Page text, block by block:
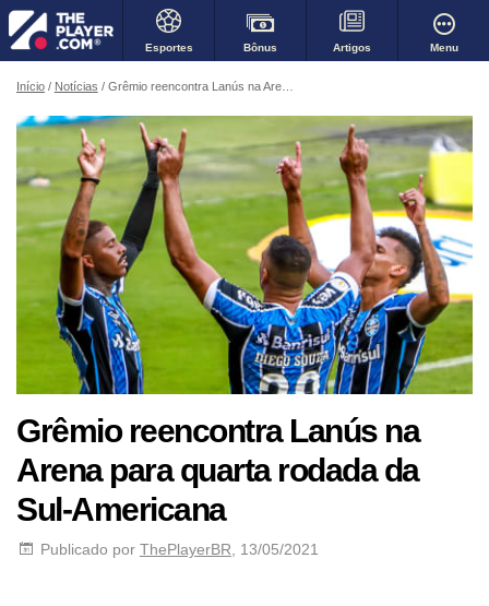
Esportes Bônus Artigos Menu
Início Notícias Grêmio reencontra Lanús na Arena para quarta rodada da Sul-Americana
Grêmio reencontra Lanús na
Arena para quarta rodada da
Sul-Americana
Publicado por ThePlayerBR , 13/05/2021